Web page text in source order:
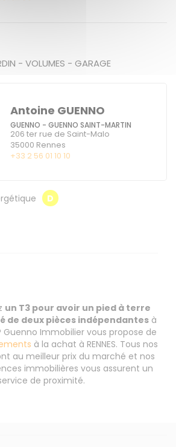
- VOLUMES - GARAGE
Antoine GUENNO
GUENNO - GUENNO SAINT-MARTIN
206 ter rue de Saint-Malo
35000 Rennes
+33 2 56 01 10 10
D
un T3 pour avoir un pied à terre
de deux pièces indépendantes à
Guenno Immobilier vous propose de
à la achat à RENNES. Tous nos
au meilleur prix du marché et nos
immobilières vous assurent un
de proximité.